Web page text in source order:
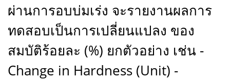
ผ่านการอบบ่มเร่ง จะรายงานผลการ
ทดสอบเป็นการเปลี่ยนแปลง ของ
สมบัติร้อยละ (%) ยกตัวอย่าง เช่น -
Change in Hardness (Unit) -